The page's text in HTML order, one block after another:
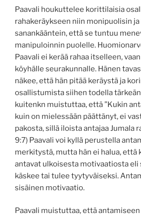
Paavali houkuttelee korittilaisia
rahakeräykseen niin monipuolisin
sanankääntein, että se tuntuu
manipuloinnin puolelle.
Paavali ei kerää rahaa itselleen,
köyhälle seurakunnalle. Hänen
näkee, että hän pitää keräystä ja
osallistumista siihen todella
kuitenkn muistuttaa, että ”Kukin
kuin on mielessään päättänyt, ei
pakosta, sillä iloista antajaa Jumala
9:7) Paavali voi kyllä perustella
merkitystä, mutta hän ei halua,
antavat ulkoisesta motivaatiosta eli
käskee tai tulee tyytyväiseksi.
sisäinen motivaatio.
Paavali muistuttaa, että